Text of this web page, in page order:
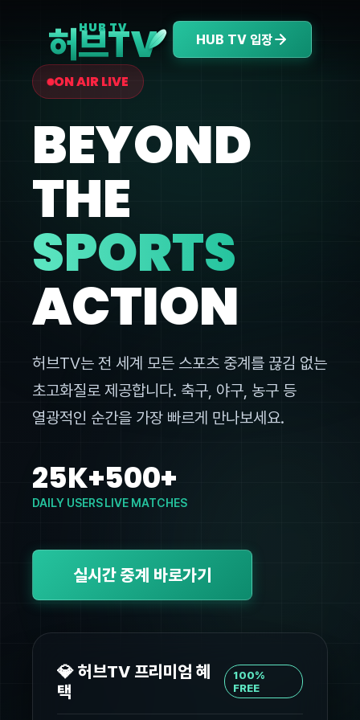
HUB TV
허브TV HUB TV 입장
ON AIR LIVE
BEYOND
THE
SPORTS
ACTION
허브TV는 전 세계 모든 스포츠 중계를 끊김 없는
초고화질로 제공합니다. 축구, 야구, 농구 등
열광적인 순간을 가장 빠르게 만나보세요.
25K+
DAILY USERS
500+
LIVE MATCHES
실시간 중계 바로가기
💎 허브TV 프리미엄 혜
택
100%
FREE